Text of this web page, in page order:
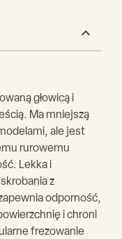
głowicą i
Ma mniejszą
ale jest
rurowemu
Lekka i
z
odporność,
i chroni
frezowanie